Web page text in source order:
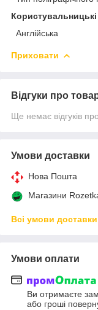
Англійська
Приховати
Відгуки про
Ще немає відгуків
Умови доставки
Нова Пошта
Магазини
Всі умови доставки
Умови оплати
Ви отримаєте
або гроші